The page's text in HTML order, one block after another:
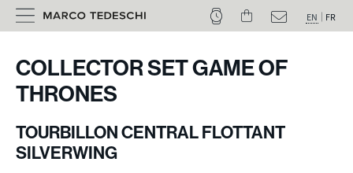
EN FR
COLLECTOR SET GAME OF
THRONES
TOURBILLON CENTRAL FLOTTANT
SILVERWING